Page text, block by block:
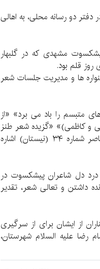
دفتر دو رسانه محلی، به اهالی
مشهدی که در گلبهار
قلم بود.
ها و مدیریت جلسات شعر
متبسم را باد می برد» «از
و کاظمی)» «گزیده شعر طنز
امروز خراسان تحت عنوان (سوسه)» و گزیده ادبیات معاصر شماره ۳۴ (نیستان) اشاره
دل شاعران پیشکسوت در
داشتن و تعالی شعر، تقدیر
از ایشان برای از سرگیری
علیه السلام شهرستان،